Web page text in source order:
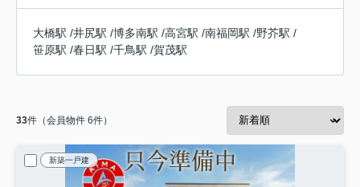
大橋駅 /井尻駅 /博多南駅 /高宮駅 /南福岡駅 /野芥駅 /
笹原駅 /春日駅 /千鳥駅 /賀茂駅
33件（会員物件 6件）
新築一戸建